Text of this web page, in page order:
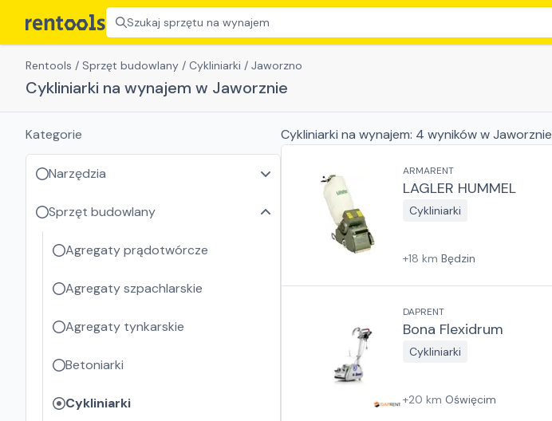
Szukaj sprzętu na wynajem
Rentools / Sprzęt budowlany / Cykliniarki / Jaworzno
Cykliniarki na wynajem w Jaworznie
Cykliniarki na wynajem: 4 wynikóww Jaworznie
ARMARENT
LAGLER HUMMEL
Cykliniarki
+18 km Będzin
DAPRENT
Bona Flexidrum
Cykliniarki
+20 km Oświęcim
Kategorie
Narzędzia
Sprzęt budowlany
Agregaty prądotwórcze
Agregaty szpachlarskie
Agregaty tynkarskie
Betoniarki
Cykliniarki